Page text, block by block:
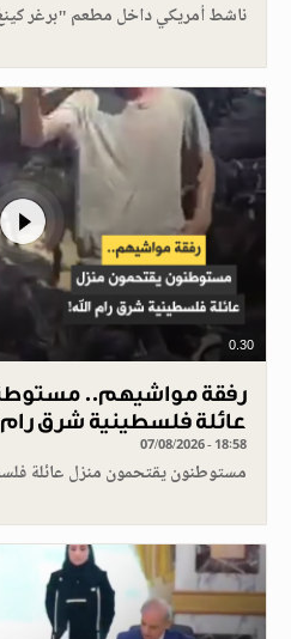
ناشط أمريكي داخل مطعم "برغر
0.30
رفقة مواشيهم..
عائلة فلسطينية شرق رام
07/08/2026 - 18:58
مستوطنون يقتحمون منزل عائلة